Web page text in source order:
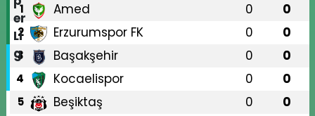
1 Amed 0 0
2 Erzurumspor FK 0 0
3 Başakşehir 0 0
4 Kocaelispor 0 0
5 Beşiktaş 0 0